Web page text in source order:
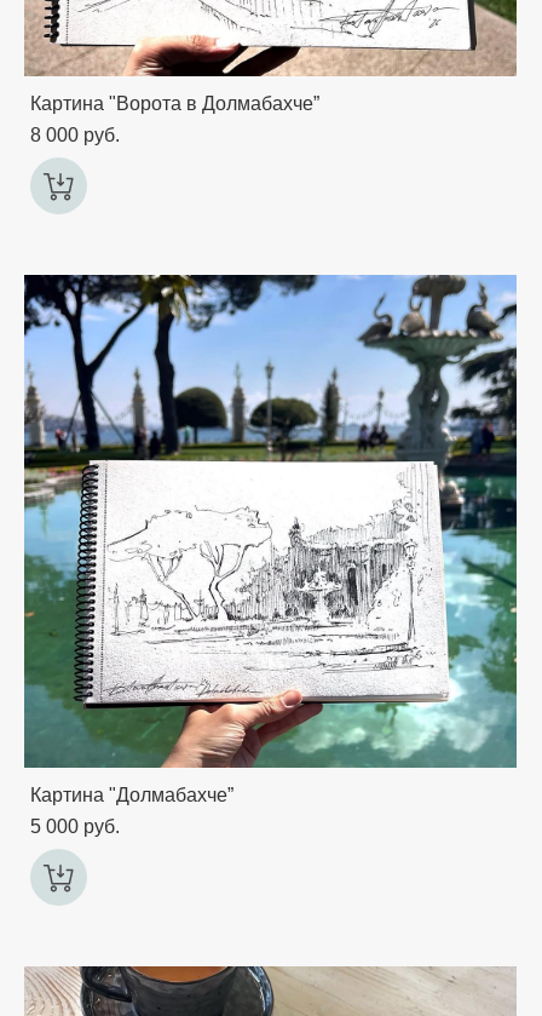
Картина "Ворота в Долмабахче”
8 000 pуб.
Картина "Долмабахче”
5 000 pуб.